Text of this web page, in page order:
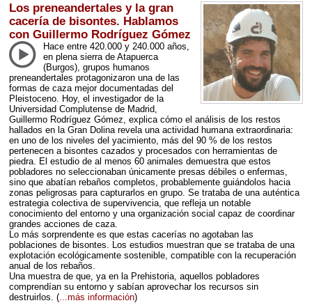
Los preneandertales y la gran
cacería de bisontes. Hablamos
con Guillermo Rodríguez Gómez
Hace entre 420.000 y 240.000 años,
en plena sierra de Atapuerca
(Burgos), grupos humanos
preneandertales protagonizaron una de las
formas de caza mejor documentadas del
Pleistoceno. Hoy, el investigador de la
Universidad Complutense de Madrid,
Guillermo Rodríguez Gómez, explica cómo el análisis de los restos
hallados en la Gran Dolina revela una actividad humana extraordinaria:
en uno de los niveles del yacimiento, más del 90 % de los restos
pertenecen a bisontes cazados y procesados con herramientas de
piedra. El estudio de al menos 60 animales demuestra que estos
pobladores no seleccionaban únicamente presas débiles o enfermas,
sino que abatían rebaños completos, probablemente guiándolos hacia
zonas peligrosas para capturarlos en grupo. Se trataba de una auténtica
estrategia colectiva de supervivencia, que refleja un notable
conocimiento del entorno y una organización social capaz de coordinar
grandes acciones de caza.
Lo más sorprendente es que estas cacerías no agotaban las
poblaciones de bisontes. Los estudios muestran que se trataba de una
explotación ecológicamente sostenible, compatible con la recuperación
anual de los rebaños.
Una muestra de que, ya en la Prehistoria, aquellos pobladores
comprendían su entorno y sabían aprovechar los recursos sin
destruirlos. (...más información)